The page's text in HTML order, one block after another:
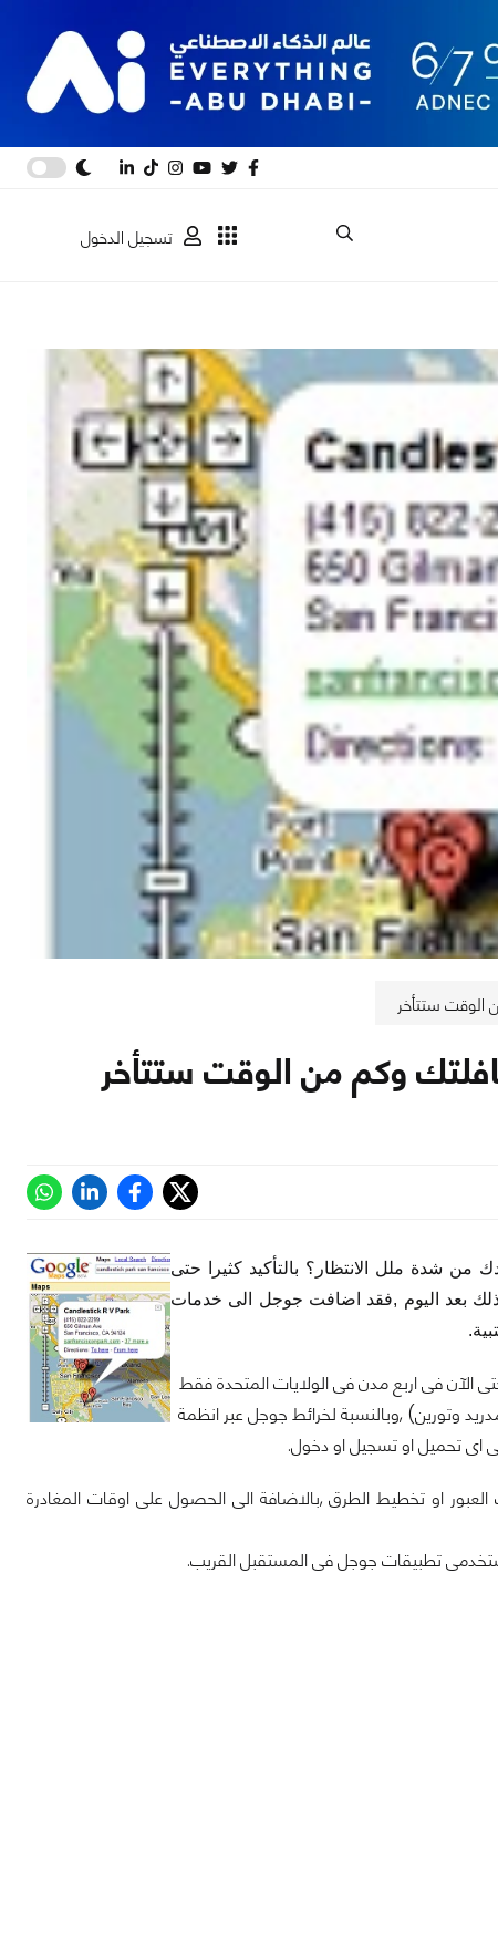
تسجيل الدخول
الوقت ستتأخر
وكم من الوقت ستتأخر
ملل الانتظار؟ بالتأكيد كثيرا حتى
بعد اليوم ,فقد اضافت جوجل الى خدمات
الآن فى اربع مدن فى الولايات المتحدة فقط
وتورين) ,وبالنسبة لخرائط جوجل عبر انظمة
اى تحميل او تسجيل او دخول.
او تخطيط الطرق ,بالاضافة الى الحصول على اوقات المغادرة
تطبيقات جوجل فى المستقبل القريب.